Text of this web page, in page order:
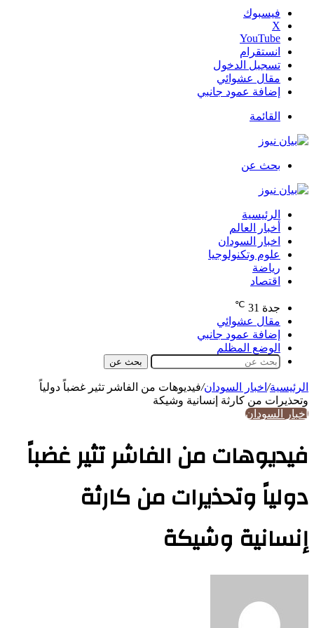
فيسبوك
‫X
‫YouTube
انستقرام
تسجيل الدخول
مقال عشوائي
إضافة عمود جانبي
القائمة
بحث عن
الرئيسية
أخبار العالم
اخبار السودان
علوم وتكنولوجيا
رياضة
اقتصاد
جدة 31
℃
مقال عشوائي
إضافة عمود جانبي
الوضع المظلم
بحث عن
الرئيسية/ اخبار السودان/فيديوهات من الفاشر تثير غضباً دولياً
وتحذيرات من كارثة إنسانية وشيكة
اخبار السودان
فيديوهات من الفاشر تثير غضباً
دولياً وتحذيرات من كارثة
إنسانية وشيكة